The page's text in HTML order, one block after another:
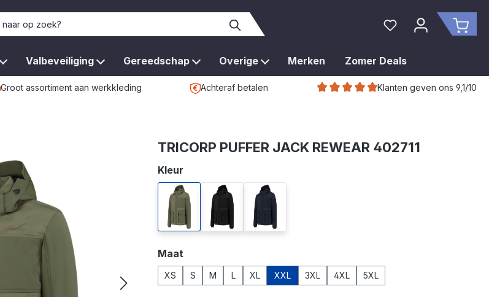
Je hebt 0 items op
Valbeveiliging Gereedschap Overige Merken Zomer Deals
Groot assortiment aan werkkleding Achteraf betalen
Klanten geven ons 9,1/10
TRICORP PUFFER JACK REWEAR 402711
Selecteer
Kleur
army black ink
Selecteer
Maat
XS S M L XL XXL 3XL 4XL 5XL